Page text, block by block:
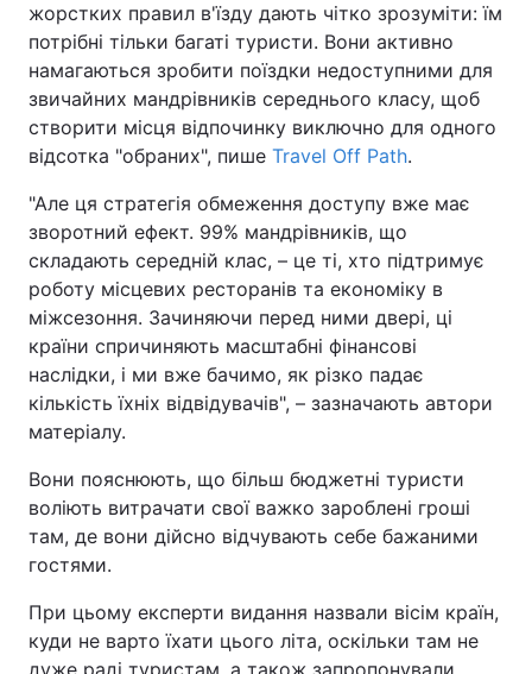
жорстких правил в'їзду дають чітко зрозуміти: їм
потрібні тільки багаті туристи. Вони активно
намагаються зробити поїздки недоступними для
звичайних мандрівників середнього класу, щоб
створити місця відпочинку виключно для одного
відсотка "обраних", пише Travel Off Path.
"Але ця стратегія обмеження доступу вже має
зворотний ефект. 99% мандрівників, що
складають середній клас, – це ті, хто підтримує
роботу місцевих ресторанів та економіку в
міжсезоння. Зачиняючи перед ними двері, ці
країни спричиняють масштабні фінансові
наслідки, і ми вже бачимо, як різко падає
кількість їхніх відвідувачів", – зазначають автори
матеріалу.
Вони пояснюють, що більш бюджетні туристи
воліють витрачати свої важко зароблені гроші
там, де вони дійсно відчувають себе бажаними
гостями.
При цьому експерти видання назвали вісім країн,
куди не варто їхати цього літа, оскільки там не
дуже раді туристам, а також запропонували